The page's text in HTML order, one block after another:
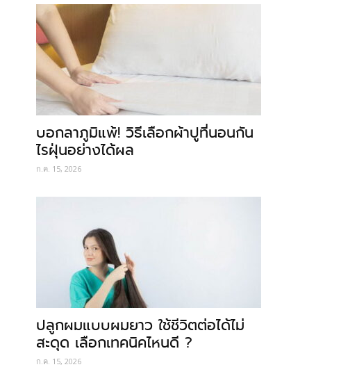
บอกลาภูมิแพ้! วิธีเลือกผ้าปูที่นอนกัน
ไรฝุ่นอย่างได้ผล
ก.ค. 15, 2026
ปลูกผมแบบผมยาว ใช้ชีวิตต่อได้ไม่
สะดุด เลือกเทคนิคไหนดี ?
ก.ค. 15, 2026